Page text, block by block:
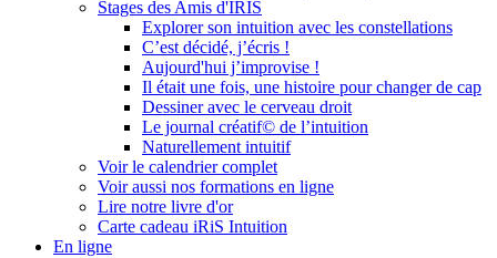
Stages des Amis d'IRIS
Explorer son intuition avec les constellations
C’est décidé, j’écris !
Aujourd'hui j’improvise !
Il était une fois, une histoire pour changer de cap
Dessiner avec le cerveau droit
Le journal créatif© de l’intuition
Naturellement intuitif
Voir le calendrier complet
Voir aussi nos formations en ligne
Lire notre livre d'or
Carte cadeau iRiS Intuition
En ligne